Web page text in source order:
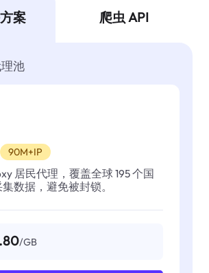
案 爬虫 API
池
90M+IP
居民代理，覆盖全球 195 个国
数据，避免被封锁。
/GB